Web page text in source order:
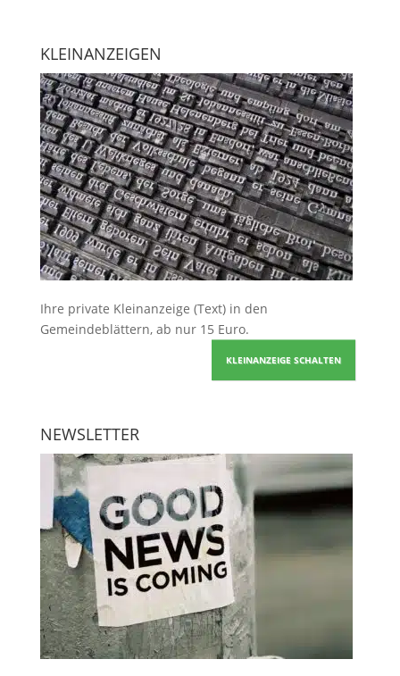
KLEINANZEIGEN
Ihre private Kleinanzeige (Text) in den
Gemeindeblättern, ab nur 15 Euro.
KLEINANZEIGE SCHALTEN
NEWSLETTER